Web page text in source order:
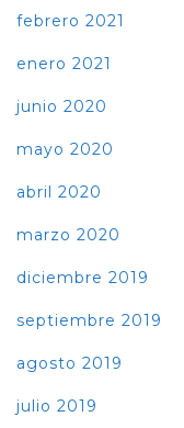
febrero 2021
enero 2021
junio 2020
mayo 2020
abril 2020
marzo 2020
diciembre 2019
septiembre 2019
agosto 2019
julio 2019